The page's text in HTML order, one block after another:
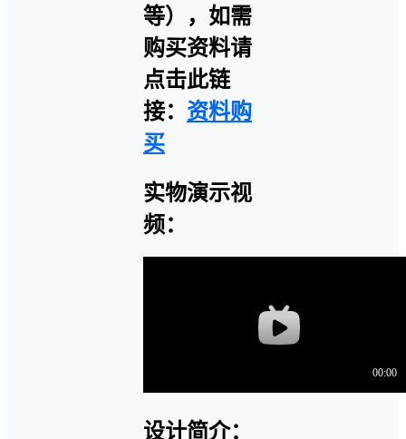
等），如需
购买资料请
点击此链
接： 资料购
买
实物演示视
频：
设计简介：